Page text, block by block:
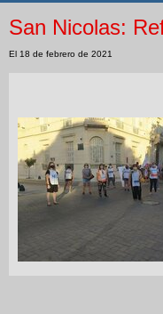
San Nicolas:
El 18 de febrero de 2021